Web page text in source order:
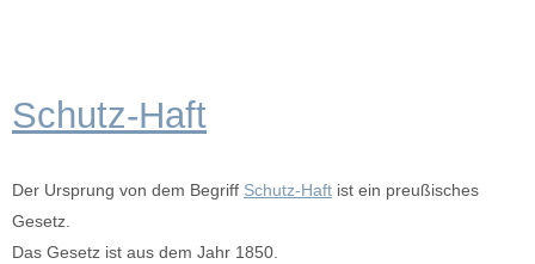
Schutz-Haft
Der Ursprung von dem Begriff Schutz-Haft ist ein preußisches
Gesetz.
Das Gesetz ist aus dem Jahr 1850.